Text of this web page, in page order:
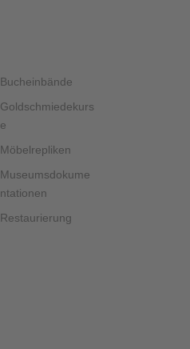
Bucheinbände
Goldschmiedekurs
e
Möbelrepliken
Museumsdokume
ntationen
Restaurierung